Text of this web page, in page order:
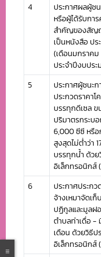
4
ประกาศผลผู้ช
หรือผู้ได้รับการ
สำคัญของสัญ
เป็นหนังสือ ปร
(เดือนมกราค
ประจำปีงบปร
5
ประกาศผู้ชนะก
ประกวดราคา
บรรทุกดีเซล
ปริมาตรกระบ
6,000 ซีซี หรื
สูงสุดไม่ต่ำว่า
บรรทุกน้ำ ด้วย
อิเล็กทรอนิกส์
6
ประกาศประกว
จ้างเหมาจัดเ
ปฏิกูลและมูลฝ
ตำบลท่าเดื่อ -
เดือน ด้วยวิธีป
อิเล็กทรอนิกส์